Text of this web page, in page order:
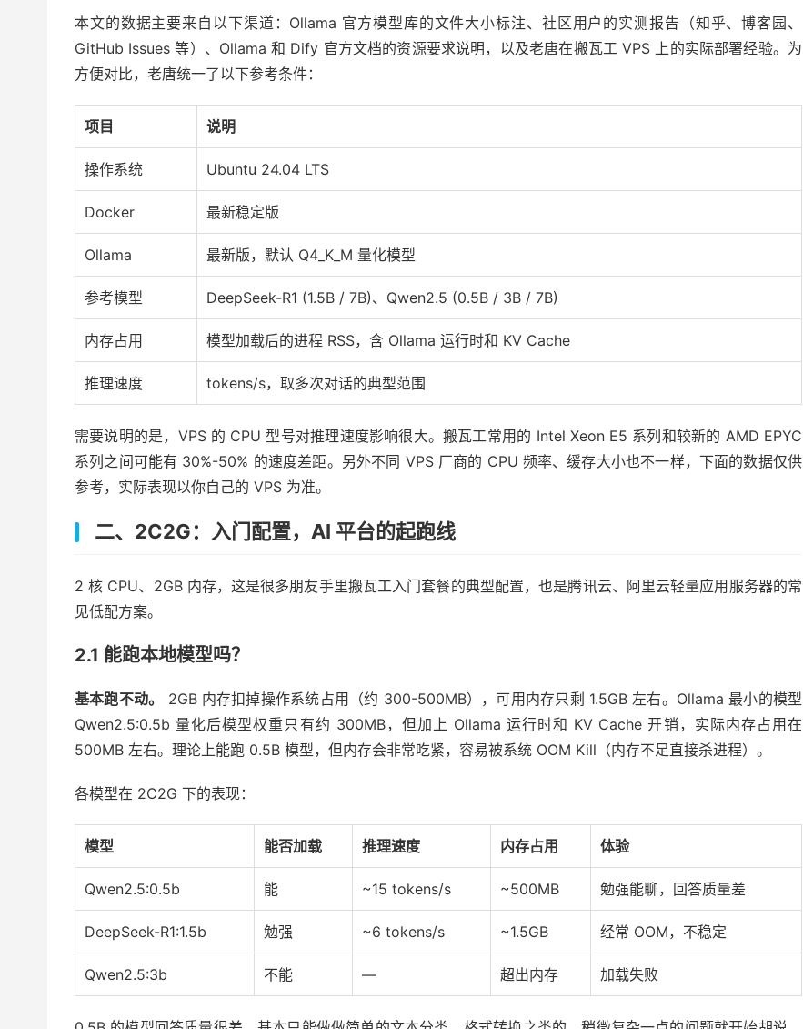
本文的数据主要来自以下渠道：Ollama 官方模型库的文件大小标注、社区用户的实测报告（知乎、博客园、
GitHub Issues 等）、Ollama 和 Dify 官方文档的资源要求说明，以及老唐在搬瓦工 VPS 上的实际部署经验。为
方便对比，老唐统一了以下参考条件：
项目 说明
操作系统 Ubuntu 24.04 LTS
Docker 最新稳定版
Ollama 最新版，默认 Q4_K_M 量化模型
参考模型 DeepSeek-R1 (1.5B / 7B)、Qwen2.5 (0.5B / 3B / 7B)
内存占用 模型加载后的进程 RSS，含 Ollama 运行时和 KV Cache
推理速度 tokens/s，取多次对话的典型范围
需要说明的是，VPS 的 CPU 型号对推理速度影响很大。搬瓦工常用的 Intel Xeon E5 系列和较新的 AMD EPYC
系列之间可能有 30%-50% 的速度差距。另外不同 VPS 厂商的 CPU 频率、缓存大小也不一样，下面的数据仅供
参考，实际表现以你自己的 VPS 为准。
二、2C2G：入门配置，AI 平台的起跑线
2 核 CPU、2GB 内存，这是很多朋友手里搬瓦工入门套餐的典型配置，也是腾讯云、阿里云轻量应用服务器的常
见低配方案。
2.1 能跑本地模型吗？
基本跑不动。
2GB 内存扣掉操作系统占用（约 300-500MB），可用内存只剩 1.5GB 左右。Ollama 最小的模型
Qwen2.5:0.5b 量化后模型权重只有约 300MB，但加上 Ollama 运行时和 KV Cache 开销，实际内存占用在
500MB 左右。理论上能跑 0.5B 模型，但内存会非常吃紧，容易被系统 OOM Kill（内存不足直接杀进程）。
各模型在 2C2G 下的表现：
模型 能否加载 推理速度 内存占用 体验
Qwen2.5:0.5b 能 ~15 tokens/s ~500MB 勉强能聊，回答质量差
DeepSeek-R1:1.5b 勉强 ~6 tokens/s ~1.5GB 经常 OOM，不稳定
Qwen2.5:3b 不能 — 超出内存 加载失败